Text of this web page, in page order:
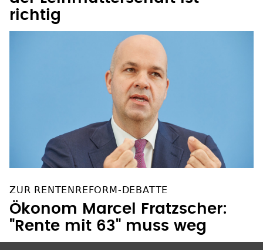
richtig
ZUR RENTENREFORM-DEBATTE
Ökonom Marcel Fratzscher:
"Rente mit 63" muss weg